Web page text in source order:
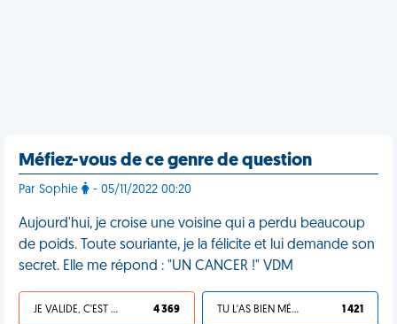
Méfiez-vous de ce genre de question
Par Sophie - 05/11/2022 00:20
Aujourd'hui, je croise une voisine qui a perdu beaucoup
de poids. Toute souriante, je la félicite et lui demande son
secret. Elle me répond : "UN CANCER !" VDM
JE VALIDE, C'EST UNE VDM 4 369 TU L'AS BIEN MÉRITÉ 1 421